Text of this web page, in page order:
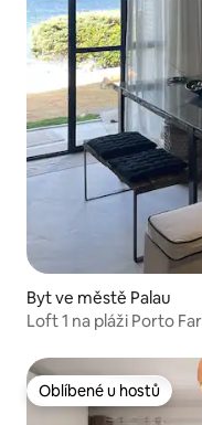
Byt ve městě Palau
Loft 1 na pláži Porto
Oblíbené u hostů
Oblíbené u hostů